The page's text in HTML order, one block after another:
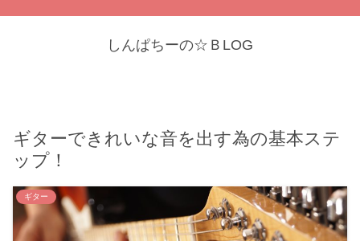
しんぱちーの☆ＢLOG
ギターできれいな音を出す為の基本ステ
ップ！
ギター